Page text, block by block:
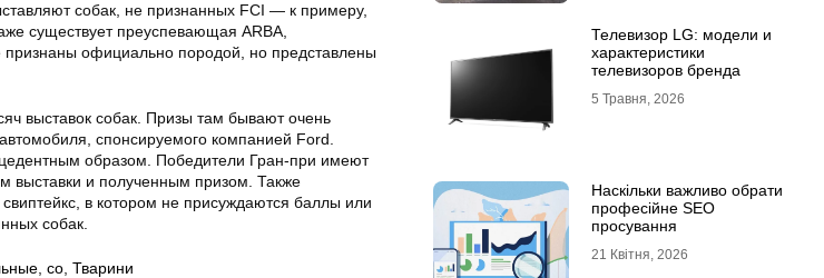
собак, не признанных FCI — к примеру,
существует преуспевающая ARBA,
официально породой, но представлены
выставок собак. Призы там бывают очень
спонсируемого компанией Ford.
образом. Победители Гран-при имеют
выставки и полученным призом. Также
в котором не присуждаются баллы или
собак.
со Тварини
Телевизор LG: модели и
характеристики
телевизоров бренда
5 Травня, 2026
Наскільки важливо обрати
професійне SEO
просування
21 Квітня, 2026